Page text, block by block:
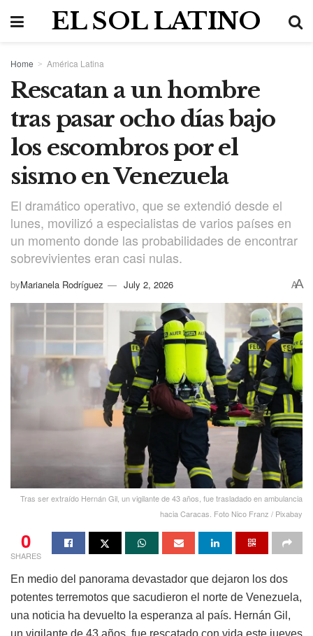
EL SOL LATINO
Home América Latina
Rescatan a un hombre
tras pasar ocho días bajo
los escombros por el
sismo en Venezuela
El dramático operativo, que se extendió desde el
lunes, movilizó a especialistas de varios países en
un momento donde las probabilidades de encontrar
sobrevivientes eran casi nulas.
byMarianela Rodríguez July 2, 2026 AA
Tras ser extraído Hernán Gil, un vigilante de 43 años, fue trasladado en ambulancia
hacia Caracas. Foto Nico Franz / Pixabay
0
SHARES
En medio del panorama devastador que dejaron los dos
potentes terremotos que sacudieron el norte de Venezuela,
una noticia ha devuelto la esperanza al país. Hernán Gil,
un vigilante de 43 años, fue rescatado con vida este jueves